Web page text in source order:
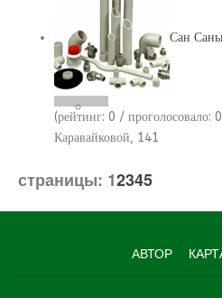
Сан
(рейтинг: 0 / проголосовало: 0
Каравайковой, 141
страницы: 12345
АВТОР